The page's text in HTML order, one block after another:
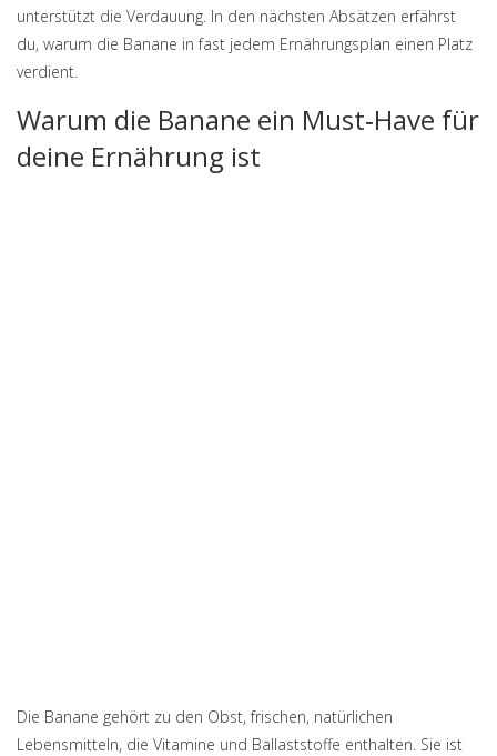
unterstützt die Verdauung. In den nächsten Absätzen erfährst
du, warum die Banane in fast jedem Ernährungsplan einen Platz
verdient.
Warum die Banane ein Must‑Have für
deine Ernährung ist
Die Banane gehört zu den Obst,frischen, natürlichen
Lebensmitteln, die Vitamine und Ballaststoffe enthalten. Sie ist